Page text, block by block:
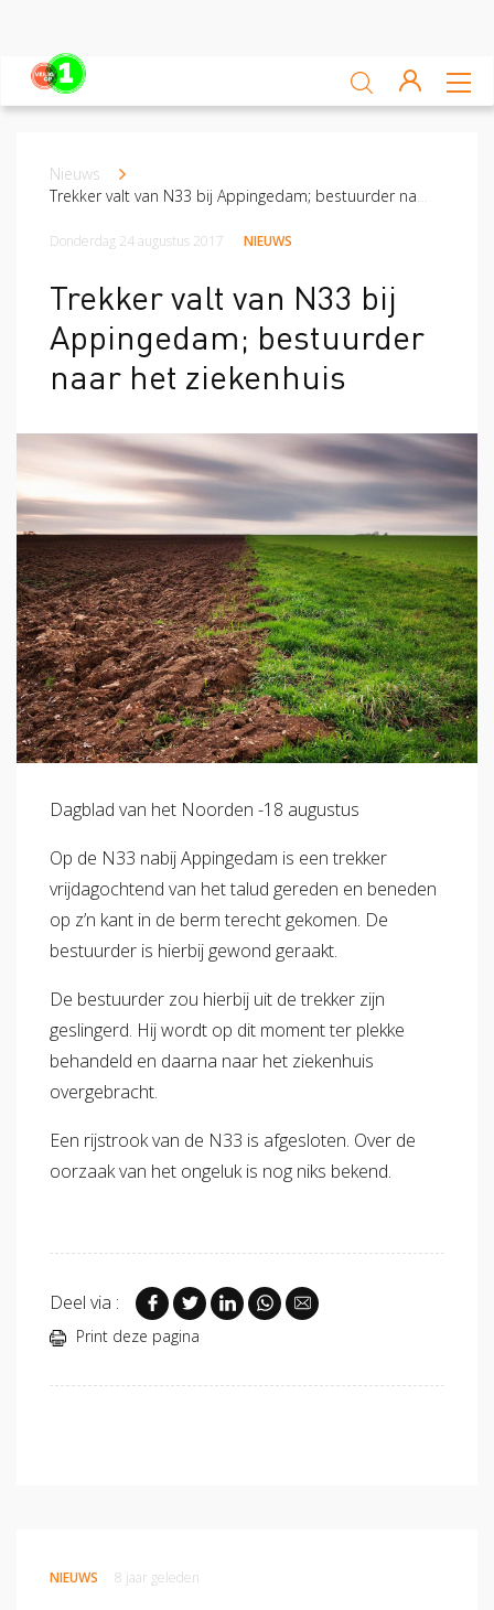
Ga zelf aan de slag
Leren van ongevallen
Nieuws
Platform
Veilig op 1 week
Veilig op 1 week 2019 Veilig op 1 week 2020
Sluiten
Kruimelpad
Nieuws
Trekker valt van N33 bij Appingedam; bestuurder naar het ziekenhuis
Donderdag 24 augustus 2017 NIEUWS
Trekker valt van N33 bij
Appingedam; bestuurder
naar het ziekenhuis
Dagblad van het Noorden -18 augustus
Op de N33 nabij Appingedam is een trekker
vrijdagochtend van het talud gereden en beneden
op z’n kant in de berm terecht gekomen. De
bestuurder is hierbij gewond geraakt.
De bestuurder zou hierbij uit de trekker zijn
geslingerd. Hij wordt op dit moment ter plekke
behandeld en daarna naar het ziekenhuis
overgebracht.
Een rijstrook van de N33 is afgesloten. Over de
oorzaak van het ongeluk is nog niks bekend.
Deel via :
Print deze pagina
NIEUWS 8 jaar geleden